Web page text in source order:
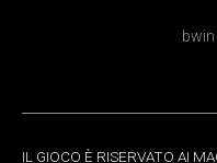
IL GIOCO È RISERVATO AI